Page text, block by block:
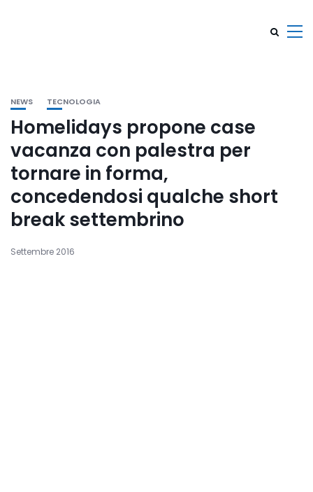
NEWS TECNOLOGIA
Homelidays propone case
vacanza con palestra per
tornare in forma,
concedendosi qualche short
break settembrino
Settembre 2016